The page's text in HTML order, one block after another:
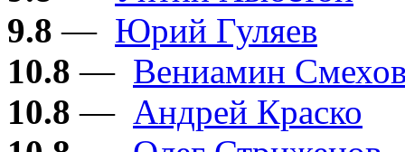
9.8 — Юрий Гуляев
10.8 — Вениамин
10.8 — Андрей Краско